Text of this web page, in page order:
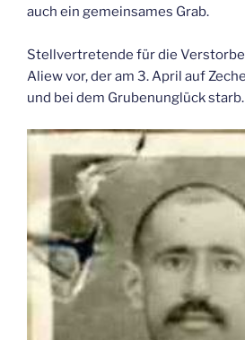
auch ein gemeinsames Grab.
Stellvertretende für die
Aliew vor, der am 3. April auf
und bei dem Grubenunglück starb.